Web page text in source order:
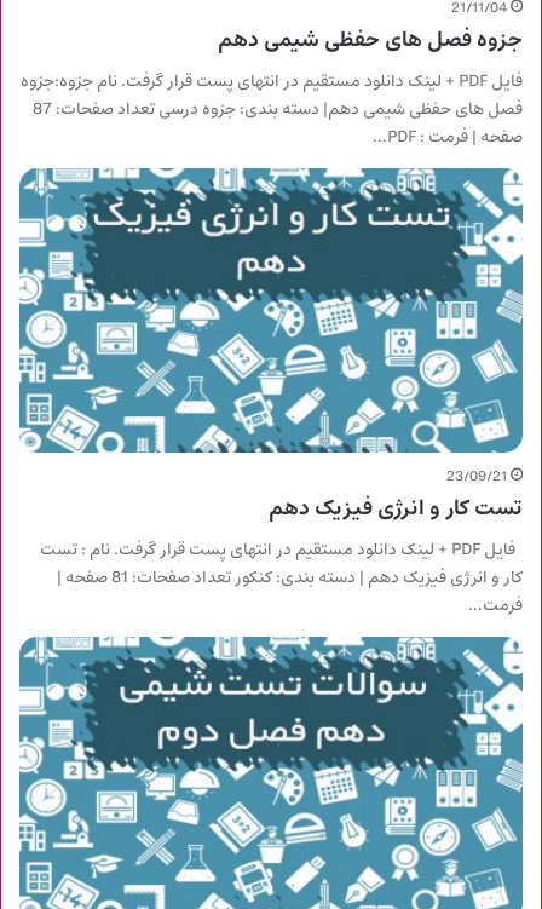
21/11/04
جزوه فصل های حفظی شیمی دهم
فایل PDF + لینک دانلود مستقیم در انتهای پست قرار گرفت. نام جزوه:جزوه
فصل های حفظی شیمی دهم| دسته بندی: جزوه درسی تعداد صفحات: 87
صفحه | فرمت : PDF…
23/09/21
تست کار و انرژی فیزیک دهم
فایل PDF + لینک دانلود مستقیم در انتهای پست قرار گرفت. نام : تست
کار و انرژی فیزیک دهم | دسته بندی: کنکور تعداد صفحات: 81 صفحه |
فرمت…